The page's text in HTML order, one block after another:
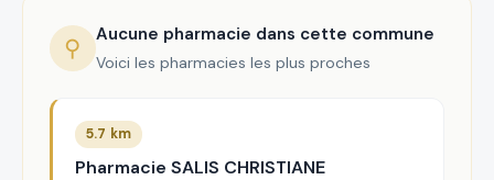
⚲ Aucune pharmacie dans cette commune
Voici les pharmacies les plus proches
5.7 km
Pharmacie SALIS CHRISTIANE